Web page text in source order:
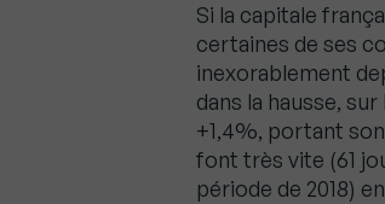
Si la capitale
certaines de ses
inexorablement
dans la hausse, sur
+1,4%, portant
font très vite (61
période de 2018)